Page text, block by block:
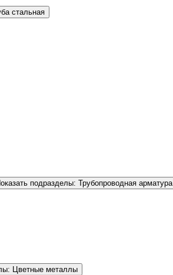
стальная
подразделы: Трубопроводная арматура
Цветные металлы